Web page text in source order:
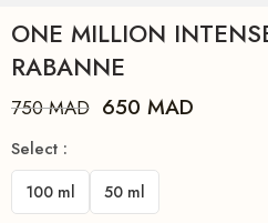
ONE MILLION
RABANNE
750MAD 650 MAD
Select :
100 ml 50 ml